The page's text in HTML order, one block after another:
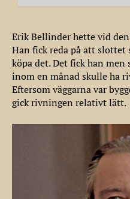
Erik Bellinder hette vid
Han fick reda på att slottet
köpa det. Det fick han
inom en månad skulle ha
Eftersom väggarna var
gick rivningen relativt lätt.